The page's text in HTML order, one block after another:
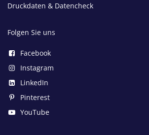
Druckdaten & Datencheck
Folgen Sie uns
Facebook
Instagram
LinkedIn
Pinterest
YouTube